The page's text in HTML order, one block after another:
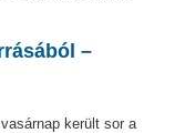
–
került sor a